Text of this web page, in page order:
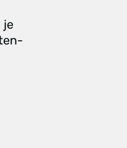
je